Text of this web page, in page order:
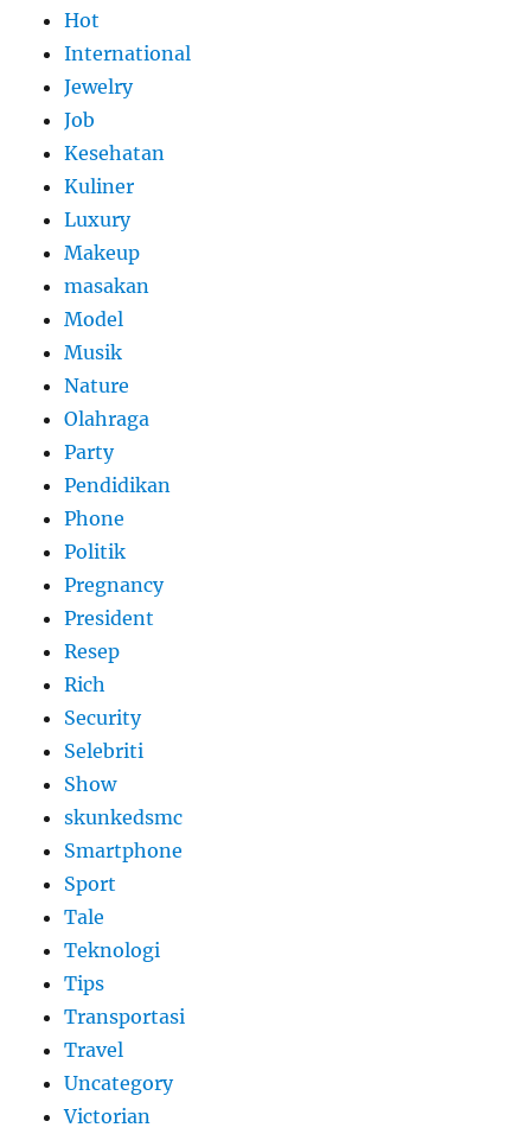
Hot
International
Jewelry
Job
Kesehatan
Kuliner
Luxury
Makeup
masakan
Model
Musik
Nature
Olahraga
Party
Pendidikan
Phone
Politik
Pregnancy
President
Resep
Rich
Security
Selebriti
Show
skunkedsmc
Smartphone
Sport
Tale
Teknologi
Tips
Transportasi
Travel
Uncategory
Victorian